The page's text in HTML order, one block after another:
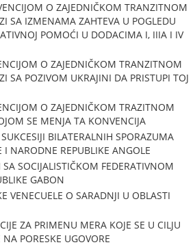
O ZAJEDNIČKOM TRANZITNOM
SA IZMENAMA ZAHTEVA U POGLEDU
POMOĆI U DODACIMA I, IIIA I IV
O ZAJEDNIČKOM TRANZITNOM
POZIVOM UKRAJINI DA PRISTUPI TOJ
O ZAJEDNIČKOM TRAZITNOM
SE MENJA TA KONVENCIJA
BILATERALNIH SPORAZUMA
I NARODNE REPUBLIKE ANGOLE
SOCIJALISTIČKOM FEDERATIVNOM
GABON
VENECUELE O SARADNJI U OBLASTI
ZA PRIMENU MERA KOJE SE U CILJU
PORESKE UGOVORE